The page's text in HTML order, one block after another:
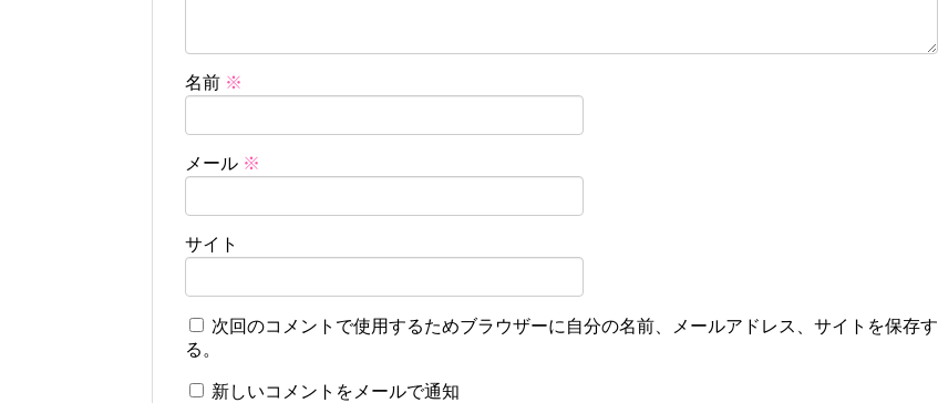
名前 ※
メール ※
サイト
次回のコメントで使用するためブラウザーに自分の名前、メールアドレス、サイトを保存す
る。
新しいコメントをメールで通知